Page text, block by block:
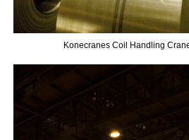
Konecranes Coil Handling